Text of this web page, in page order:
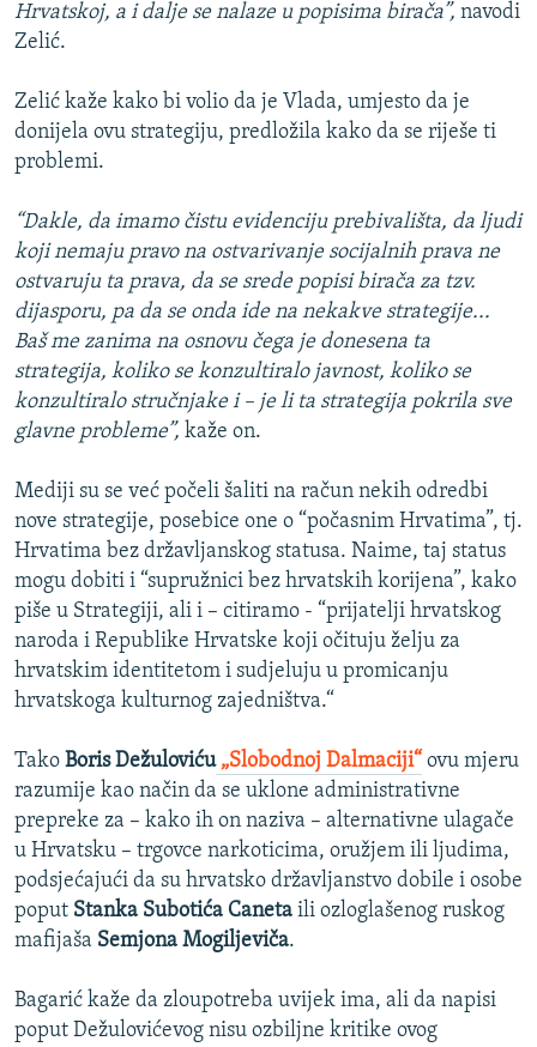
Hrvatskoj, a i dalje se nalaze u popisima birača”, navodi
Zelić.
Zelić kaže kako bi volio da je Vlada, umjesto da je
donijela ovu strategiju, predložila kako da se riješe ti
problemi.
“Dakle, da imamo čistu evidenciju prebivališta, da ljudi
koji nemaju pravo na ostvarivanje socijalnih prava ne
ostvaruju ta prava, da se srede popisi birača za tzv.
dijasporu, pa da se onda ide na nekakve strategije...
Baš me zanima na osnovu čega je donesena ta
strategija, koliko se konzultiralo javnost, koliko se
konzultiralo stručnjake i – je li ta strategija pokrila sve
glavne probleme”, kaže on.
Mediji su se već počeli šaliti na račun nekih odredbi
nove strategije, posebice one o “počasnim Hrvatima”, tj.
Hrvatima bez državljanskog statusa. Naime, taj status
mogu dobiti i “supružnici bez hrvatskih korijena”, kako
piše u Strategiji, ali i – citiramo - “prijatelji hrvatskog
naroda i Republike Hrvatske koji očituju želju za
hrvatskim identitetom i sudjeluju u promicanju
hrvatskoga kulturnog zajedništva.“
Tako Boris Dežuloviću„Slobodnoj Dalmaciji“ ovu mjeru
razumije kao način da se uklone administrativne
prepreke za – kako ih on naziva – alternativne ulagače
u Hrvatsku – trgovce narkoticima, oružjem ili ljudima,
podsjećajući da su hrvatsko državljanstvo dobile i osobe
poput Stanka Subotića Caneta ili ozloglašenog ruskog
mafijaša Semjona Mogiljeviča.
Bagarić kaže da zloupotreba uvijek ima, ali da napisi
poput Dežulovićevog nisu ozbiljne kritike ovog